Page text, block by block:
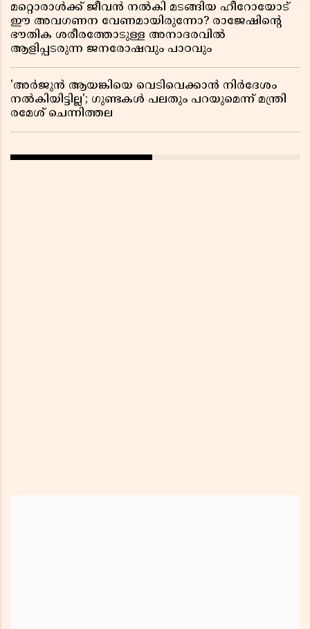
മറ്റൊരാൾക്ക് ജീവൻ നൽകി മടങ്ങിയ ഹീറോയോട്
ഈ അവഗണന വേണമായിരുന്നോ? രാജേഷിൻ്റെ
ഭൗതിക ശരീരത്തോടുള്ള അനാദരവിൽ
ആളിപ്പടരുന്ന ജനരോഷവും പാഠവും
'അർജുൻ ആയങ്കിയെ വെടിവെക്കാൻ നിർദേശം
നൽകിയിട്ടില്ല'; ഗുണ്ടകൾ പലതും പറയുമെന്ന് മന്ത്രി
രമേശ് ചെന്നിത്തല